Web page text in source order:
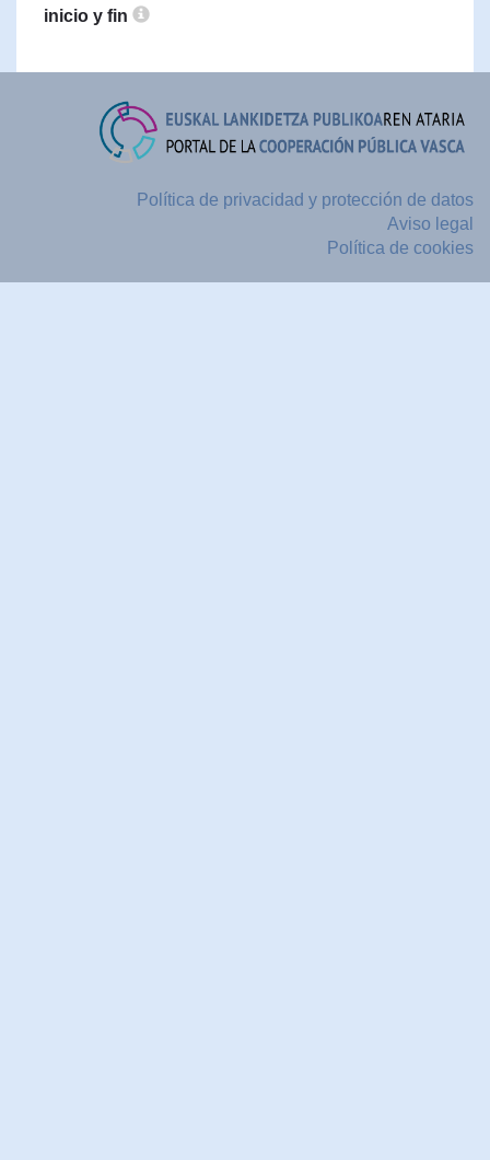
inicio y fin
Política de privacidad y protección de datos
Aviso legal
Política de cookies